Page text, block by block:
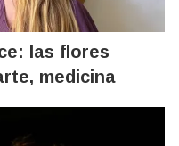
las flores
medicina